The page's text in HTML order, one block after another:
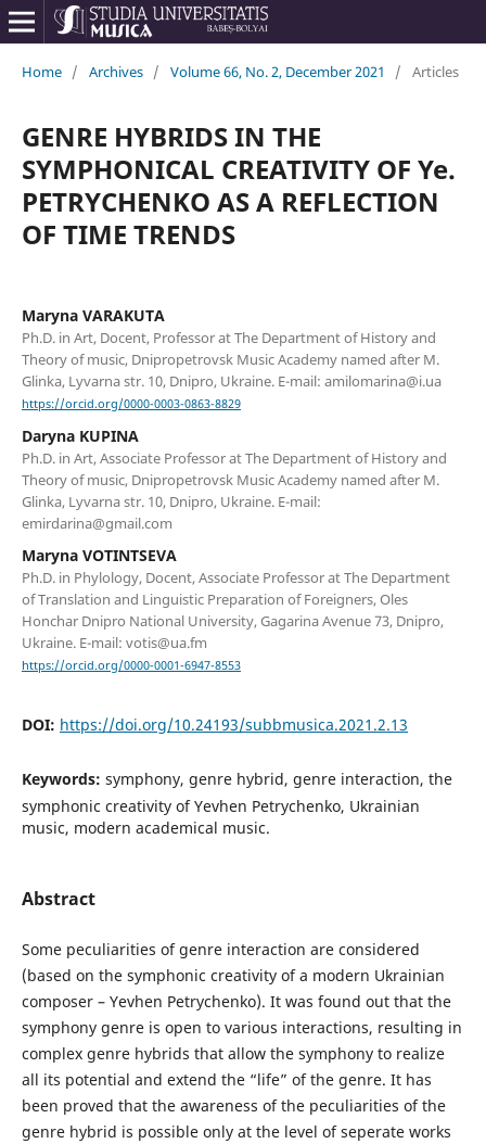
Home / Archives / Volume 66, No. 2, December 2021 / Articles
GENRE HYBRIDS IN THE
SYMPHONICAL CREATIVITY OF Ye.
PETRYCHENKO AS A REFLECTION
OF TIME TRENDS
Maryna VARAKUTA
Ph.D. in Art, Doсent, Professor at The Department of History and
Theory of music, Dnipropetrovsk Music Academy named after M.
Glinka, Lyvarna str. 10, Dnipro, Ukraine. E-mail: amilomarina@i.ua
https://orcid.org/0000-0003-0863-8829
Daryna KUPINA
Ph.D. in Art, Associate Professor at The Department of History and
Theory of music, Dnipropetrovsk Music Academy named after M.
Glinka, Lyvarna str. 10, Dnipro, Ukraine. E-mail:
emirdarina@gmail.com
Maryna VOTINTSEVA
Ph.D. in Phylology, Doсent, Associate Professor at The Department
of Translation and Linguistic Preparation of Foreigners, Oles
Honchar Dnipro National University, Gagarina Avenue 73, Dnipro,
Ukraine. E-mail: votis@ua.fm
https://orcid.org/0000-0001-6947-8553
DOI: https://doi.org/10.24193/subbmusica.2021.2.13
Keywords: symphony, genre hybrid, genre interaction, the
symphonic creativity of Yevhen Petrychenko, Ukrainian
music, modern academical music.
Abstract
Some peculiarities of genre interaction are considered
(based on the symphonic creativity of a modern Ukrainian
composer – Yevhen Petrychenko). It was found out that the
symphony genre is open to various interactions, resulting in
complex genre hybrids that allow the symphony to realize
all its potential and extend the “life” of the genre. It has
been proved that the awareness of the peculiarities of the
genre hybrid is possible only at the level of seperate works